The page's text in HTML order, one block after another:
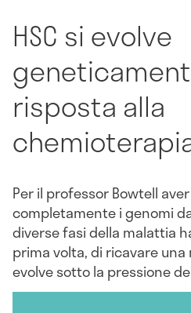
HSC si evolve
risposta alla
Per il professor Bowtell
completamente i genomi
diverse fasi della malattia
prima volta, di ricavare una
evolve sotto la pressione